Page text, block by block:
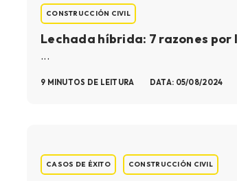
CONSTRUCCIÓN CIVIL
Lechada híbrida: 7 razones
...
9 MINUTOS DE LEITURA DATA: 05/08/2024
CASOS DE ÉXITO CONSTRUCCIÓN CIVIL